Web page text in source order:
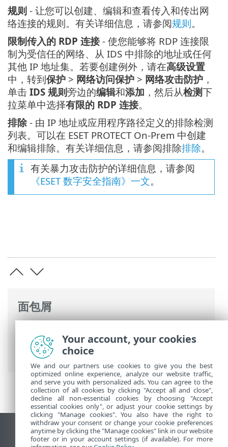
面包屑
高级设置
>保护 >网络访问保护>网络攻击
防护 (IDS)
> 暴力攻击防护
规则 - 让您可以创建、编辑和查看传入和传出网
络连接的规则。有关详细信息，请参阅规则。
限制传入的 RDP 连接 - 使您能够将 RDP 连接限
制为受信任的网络、从 IDS 中排除的地址或任何
其他 IP 地址集。若要创建例外，请在高级设置
中，转到保护 > 网络访问保护 > 网络攻击防护 ，
单击 IDS 规则旁边的编辑和添加 ，然后从检测下
拉菜单中选择有限的 RDP 连接。
排除 - 由 IP 地址或应用程序路径定义的排除检测
列表。可以在 ESET PROTECT On-Prem 中创建
和编辑排除。有关详细信息，请参阅排除排除。
有关暴力攻击防护的详细信息，请参阅
《ESET 数字安全指南》一文。
查看桌面站点
Your account, your cookies
choice
We and our partners use cookies to give you the best
optimized online experience, analyze our website traffic,
and serve you with personalized ads. You can agree to the
collection of all cookies by clicking "Accept all and close",
decline all non-essential cookies by choosing "Accept
essential cookies only", or adjust your cookie settings by
clicking "Manage cookies". You also have the right to
withdraw your consent or change your cookie preferences
anytime by clicking the "Manage cookies" link in our website
footer or in your account settings (if available). For more